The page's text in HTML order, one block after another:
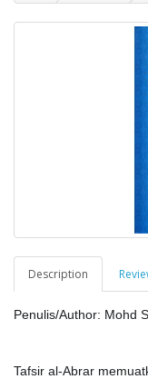
Description
Penulis/Author: Mohd
Tafsir al-Abrar